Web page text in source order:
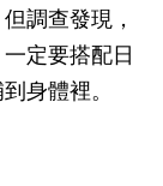
調查發現，
定要搭配日
身體裡。